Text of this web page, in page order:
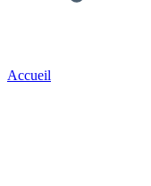
Accueil